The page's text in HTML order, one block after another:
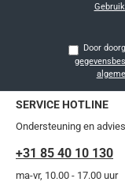
SERVICE HOTLINE
Ondersteuning en
+31 85 40 10 130
ma-vr, 10.00 - 17.00 uur